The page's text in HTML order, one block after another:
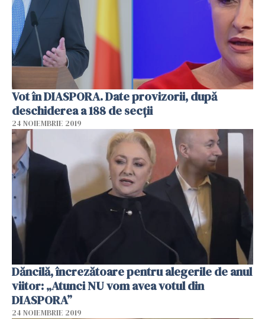
Vot în DIASPORA. Date provizorii, după
deschiderea a 188 de secții
24 NOIEMBRIE 2019
Dăncilă, încrezătoare pentru alegerile de anul
viitor: „Atunci NU vom avea votul din
DIASPORA”
24 NOIEMBRIE 2019